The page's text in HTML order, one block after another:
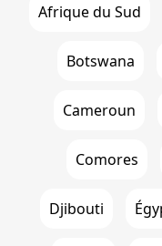
Afrique du Sud
Botswana
Cameroun
Comores
Djibouti